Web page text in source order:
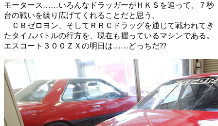
モータース……いろんなドラッガーがＨＫＳを追って、７秒
台の戦いを繰り広げてくれることだと思う。
ＣＢゼロヨン、そしてＲＲＣドラッグを通じて戦われてき
たタイムバトルの行方を、現在も握っているマシンである。
エスコート３００ＺＸの明日は……どっちだ??